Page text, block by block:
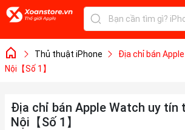
Thủ thuật iPhone
Địa chỉ bán
Nội【Số 1】
Địa chỉ bán Apple Watch uy tín
Nội【Số 1】